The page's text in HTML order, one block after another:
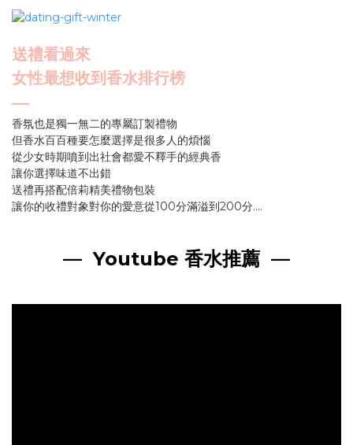
送禮看過來
女性最想收到香水排行榜
—
香氛也是獨一無二的專屬訂製禮物
但香水百百種要怎麼選擇是很多人的煩惱
從少女時期噴到出社會都愛不釋手的經典香
讓你選擇味道不出錯
送禮再搭配倍莉精美禮物包裝
讓你的收禮對象對你的愛意從100分滿溢到200分....
— Youtube 香水推薦 —